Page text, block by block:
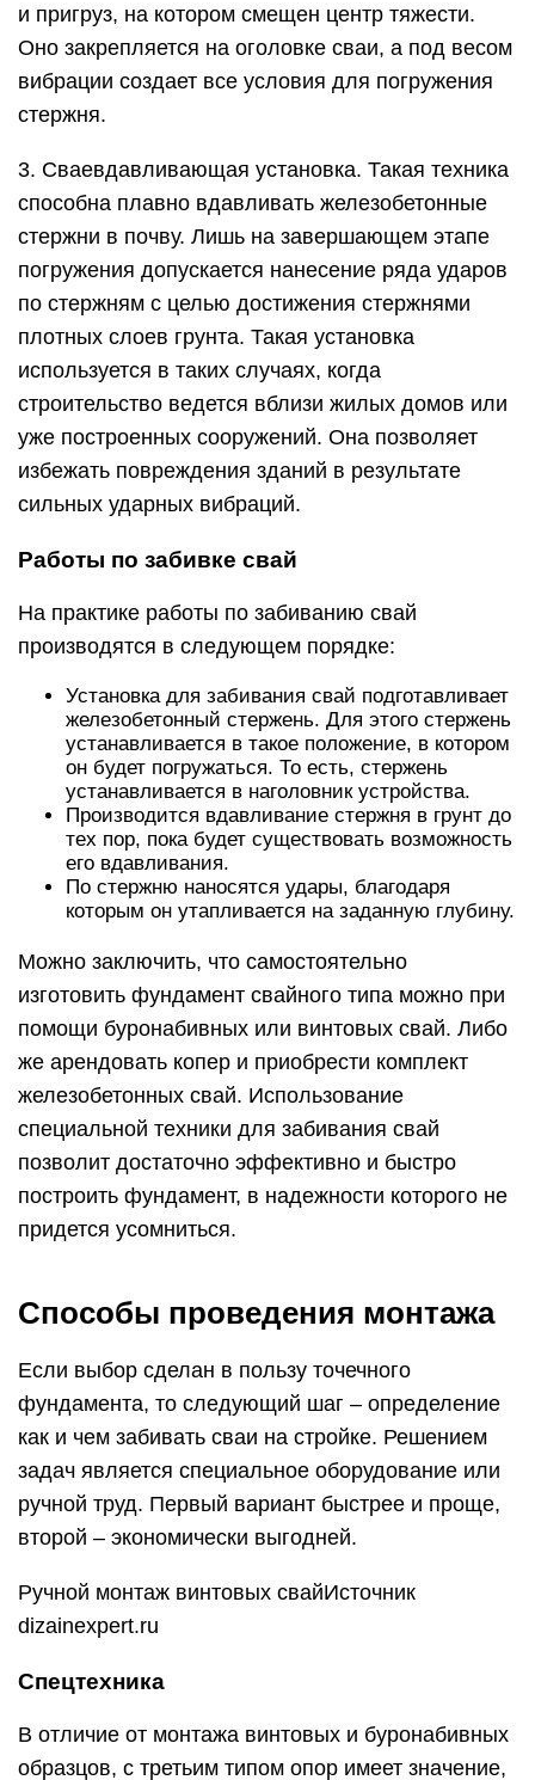
и пригруз, на котором смещен центр тяжести.
Оно закрепляется на оголовке сваи, а под весом
вибрации создает все условия для погружения
стержня.
3. Сваевдавливающая установка. Такая техника
способна плавно вдавливать железобетонные
стержни в почву. Лишь на завершающем этапе
погружения допускается нанесение ряда ударов
по стержням с целью достижения стержнями
плотных слоев грунта. Такая установка
используется в таких случаях, когда
строительство ведется вблизи жилых домов или
уже построенных сооружений. Она позволяет
избежать повреждения зданий в результате
сильных ударных вибраций.
Работы по забивке свай
На практике работы по забиванию свай
производятся в следующем порядке:
Установка для забивания свай подготавливает
железобетонный стержень. Для этого стержень
устанавливается в такое положение, в котором
он будет погружаться. То есть, стержень
устанавливается в наголовник устройства.
Производится вдавливание стержня в грунт до
тех пор, пока будет существовать возможность
его вдавливания.
По стержню наносятся удары, благодаря
которым он утапливается на заданную глубину.
Можно заключить, что самостоятельно
изготовить фундамент свайного типа можно при
помощи буронабивных или винтовых свай. Либо
же арендовать копер и приобрести комплект
железобетонных свай. Использование
специальной техники для забивания свай
позволит достаточно эффективно и быстро
построить фундамент, в надежности которого не
придется усомниться.
Способы проведения монтажа
Если выбор сделан в пользу точечного
фундамента, то следующий шаг – определение
как и чем забивать сваи на стройке. Решением
задач является специальное оборудование или
ручной труд. Первый вариант быстрее и проще,
второй – экономически выгодней.
Ручной монтаж винтовых свайИсточник
dizainexpert.ru
Спецтехника
В отличие от монтажа винтовых и буронабивных
образцов, с третьим типом опор имеет значение,